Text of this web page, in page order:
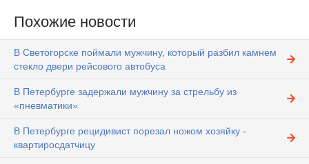
Похожие новости
В Светогорске поймали мужчину, который разбил камнем
стекло двери рейсового автобуса
В Петербурге задержали мужчину за стрельбу из
«пневматики»
В Петербурге рецидивист порезал ножом хозяйку -
квартиросдатчицу